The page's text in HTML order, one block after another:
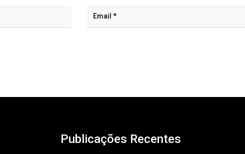
Publicações Recentes